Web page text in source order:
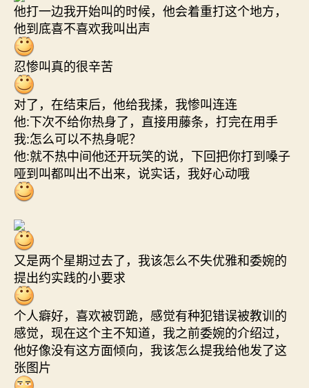
他打一边我开始叫的时候，他会着重打这个地方，
他到底喜不喜欢我叫出声
忍惨叫真的很辛苦
对了，在结束后，他给我揉，我惨叫连连
他:下次不给你热身了，直接用藤条，打完在用手
我:怎么可以不热身呢？
他:就不热中间他还开玩笑的说，下回把你打到嗓子
哑到叫都叫出不出来，说实话，我好心动哦
又是两个星期过去了，我该怎么不失优雅和委婉的
提出约实践的小要求
个人癖好，喜欢被罚跪，感觉有种犯错误被教训的
感觉，现在这个主不知道，我之前委婉的介绍过，
他好像没有这方面倾向，我该怎么提我给他发了这
张图片